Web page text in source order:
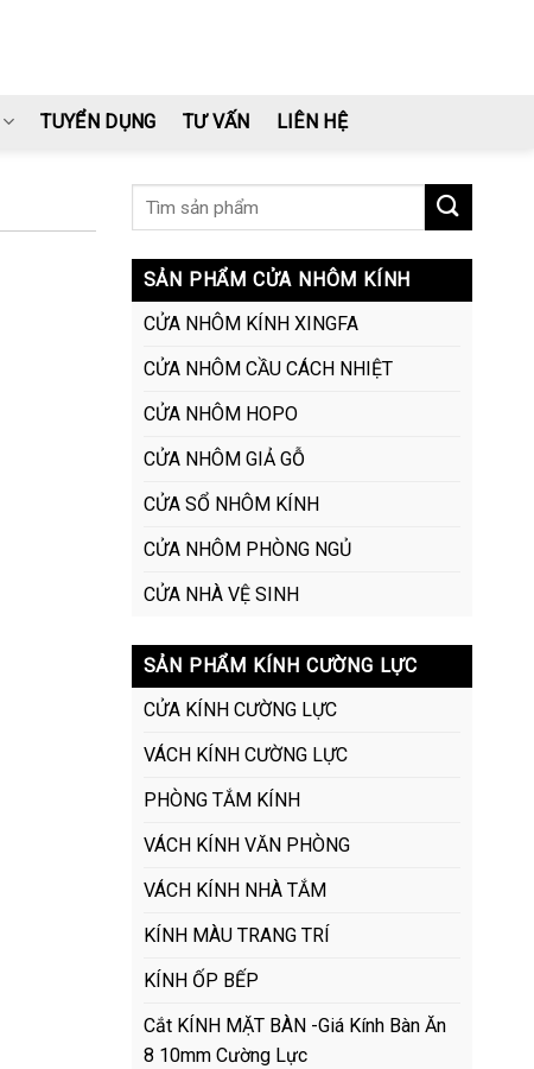
TUYỂN DỤNG TƯ VẤN LIÊN HỆ
SẢN PHẨM CỬA NHÔM KÍNH
CỬA NHÔM KÍNH XINGFA
CỬA NHÔM CẦU CÁCH NHIỆT
CỬA NHÔM HOPO
CỬA NHÔM GIẢ GỖ
CỬA SỔ NHÔM KÍNH
CỬA NHÔM PHÒNG NGỦ
CỬA NHÀ VỆ SINH
SẢN PHẨM KÍNH CƯỜNG LỰC
CỬA KÍNH CƯỜNG LỰC
VÁCH KÍNH CƯỜNG LỰC
PHÒNG TẮM KÍNH
VÁCH KÍNH VĂN PHÒNG
VÁCH KÍNH NHÀ TẮM
KÍNH MÀU TRANG TRÍ
KÍNH ỐP BẾP
Cắt KÍNH MẶT BÀN -Giá Kính Bàn Ăn
8 10mm Cường Lực